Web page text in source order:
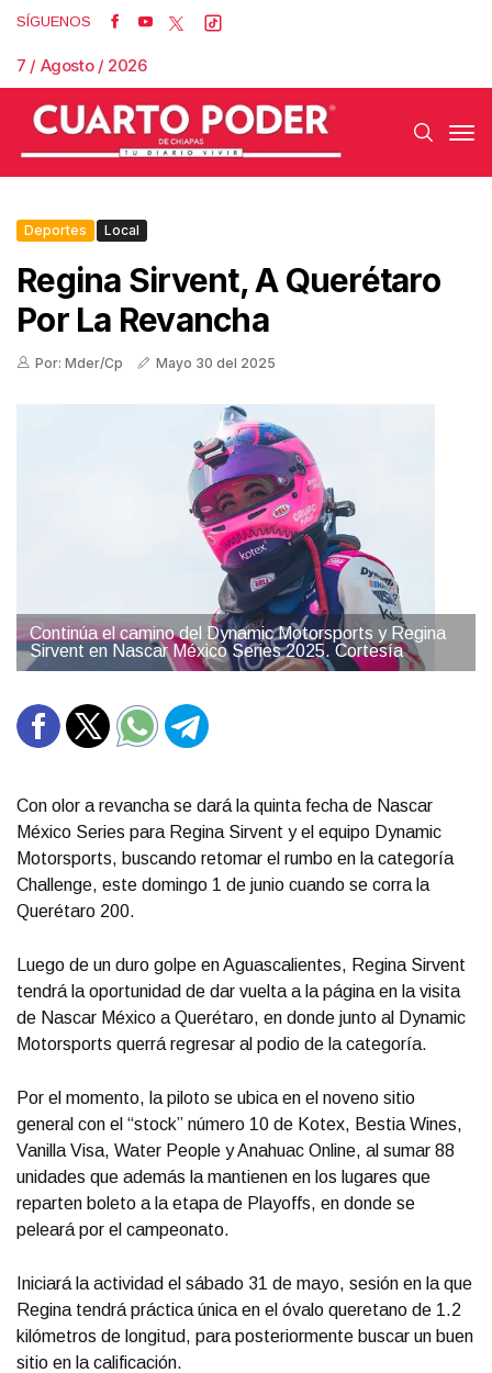
SÍGUENOS
7 / Agosto / 2026
Deportes Local
Regina Sirvent, A Querétaro
Por La Revancha
Por: Mder/Cp Mayo 30 del 2025
Continúa el camino del Dynamic Motorsports y Regina
Sirvent en Nascar México Series 2025. Cortesía
Con olor a revancha se dará la quinta fecha de Nascar
México Series para Regina Sirvent y el equipo Dynamic
Motorsports, buscando retomar el rumbo en la categoría
Challenge, este domingo 1 de junio cuando se corra la
Querétaro 200.
Luego de un duro golpe en Aguascalientes, Regina Sirvent
tendrá la oportunidad de dar vuelta a la página en la visita
de Nascar México a Querétaro, en donde junto al Dynamic
Motorsports querrá regresar al podio de la categoría.
Por el momento, la piloto se ubica en el noveno sitio
general con el “stock” número 10 de Kotex, Bestia Wines,
Vanilla Visa, Water People y Anahuac Online, al sumar 88
unidades que además la mantienen en los lugares que
reparten boleto a la etapa de Playoffs, en donde se
peleará por el campeonato.
Iniciará la actividad el sábado 31 de mayo, sesión en la que
Regina tendrá práctica única en el óvalo queretano de 1.2
kilómetros de longitud, para posteriormente buscar un buen
sitio en la calificación.